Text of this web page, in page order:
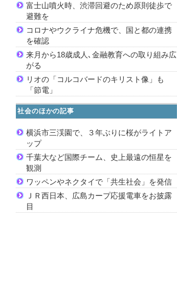
富士山噴火時、渋滞回避のため原則徒歩で
避難を
コロナやウクライナ危機で、国と都の連携
を確認
来月から18歳成人､金融教育への取り組み広
がる
リオの「コルコバードのキリスト像」も
「節電」
社会のほかの記事
横浜市三渓園で、３年ぶりに桜がライトア
ップ
千葉大など国際チーム、史上最遠の恒星を
観測
ワッペンやネクタイで「共生社会」を発信
ＪＲ西日本、広島カープ応援電車をお披露
目